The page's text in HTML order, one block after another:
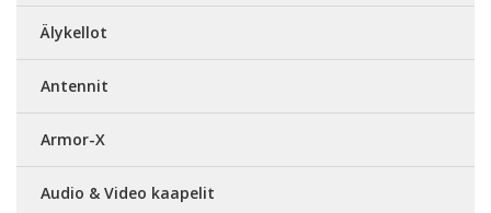
Älykellot
Antennit
Armor-X
Audio & Video kaapelit